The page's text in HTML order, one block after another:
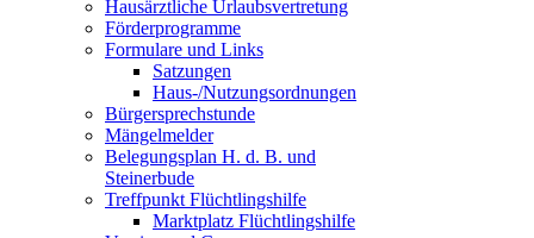
Hausärztliche Urlaubsvertretung
Förderprogramme
Formulare und Links
Satzungen
Haus-/Nutzungsordnungen
Bürgersprechstunde
Mängelmelder
Belegungsplan H. d. B. und
Steinerbude
Treffpunkt Flüchtlingshilfe
Marktplatz Flüchtlingshilfe